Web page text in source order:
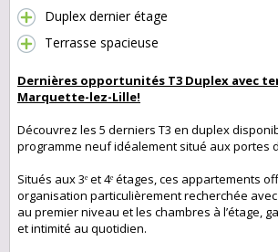
Duplex dernier étage
Terrasse spacieuse
Dernières opportunités T3 Duplex avec
Marquette-lez-Lille!
Découvrez les 5 derniers T3 en duplex
programme neuf idéalement situé aux portes
Situés aux 3ᵉ et 4ᵉ étages, ces appartements
organisation particulièrement recherchée
au premier niveau et les chambres à l’étage,
et intimité au quotidien.